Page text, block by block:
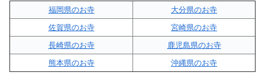
福岡県のお寺
大分県のお寺
佐賀県のお寺
宮崎県のお寺
長崎県のお寺
鹿児島県のお寺
熊本県のお寺
沖縄県のお寺